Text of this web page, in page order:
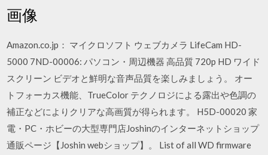
画像
Amazon.co.jp： マイクロソフト ウェブカメラ LifeCam HD-
5000 7ND-00006: パソコン・周辺機器 高品質 720p HD ワイド
スクリーン ビデオと鮮明な音声品質を楽しみましょう。 オー
トフォーカス機能、TrueColor テクノロジによる露出や色調の
補正などによりクリアな高画質が得られます。 H5D-00020 家
電・PC・ホビーの大型専門店Joshinのインターネットショップ
通販ページ【Joshin webショップ】。 List of all WD firmware